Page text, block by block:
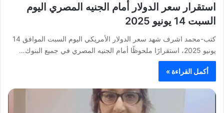
استقرار سعر الدولار أمام الجنيه المصري اليوم
السبت 14 يونيو 2025
كتب-محمد اشرف شهد سعر الدولار الأمريكي اليوم السبت الموافق 14
يونيو 2025، استقرارًا ملحوظًا أمام الجنيه المصري في جميع البنوك…
أكمل القراءة »